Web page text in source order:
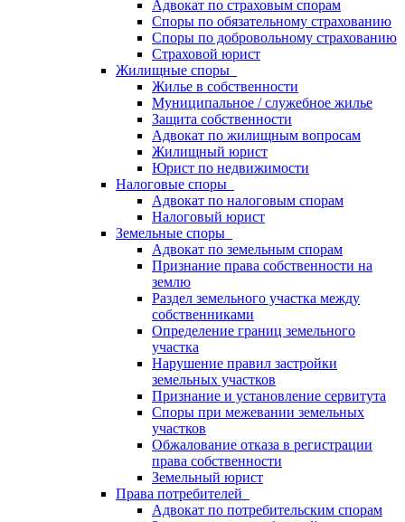
Адвокат по страховым спорам
Споры по обязательному страхованию
Споры по добровольному страхованию
Страховой юрист
Жилищные споры
Жилье в собственности
Муниципальное / служебное жилье
Защита собственности
Адвокат по жилищным вопросам
Жилищный юрист
Юрист по недвижимости
Налоговые споры
Адвокат по налоговым спорам
Налоговый юрист
Земельные споры
Адвокат по земельным спорам
Признание права собственности на
землю
Раздел земельного участка между
собственниками
Определение границ земельного
участка
Нарушение правил застройки
земельных участков
Признание и установление сервитута
Споры при межевании земельных
участков
Обжалование отказа в регистрации
права собственности
Земельный юрист
Права потребителей
Адвокат по потребительским спорам